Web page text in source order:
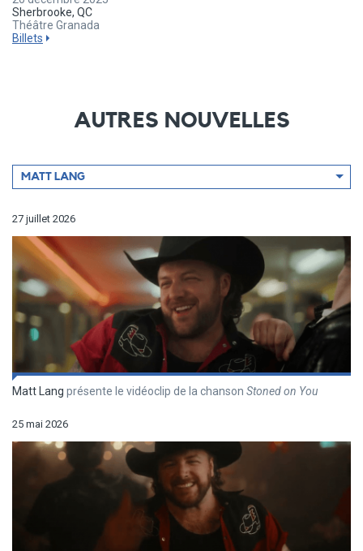
Sherbrooke, QC
Théâtre Granada
Billets
AUTRES NOUVELLES
Filtrer
par
MATT LANG
27 juillet 2026
Matt Lang présente le vidéoclip de la chanson Stoned on You
25 mai 2026